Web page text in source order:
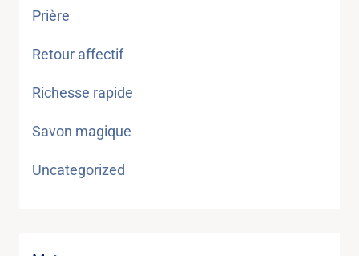
Prière
Retour affectif
Richesse rapide
Savon magique
Uncategorized